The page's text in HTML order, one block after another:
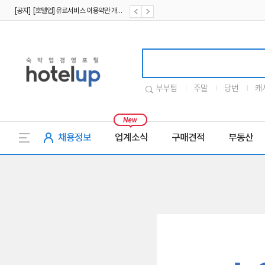
[공지] [호텔업] 유료서비스 이용약관 개정본2 (19.09.02)
부부팀 주말 당번 캐
채용정보 업계소식 구매견적 부동산